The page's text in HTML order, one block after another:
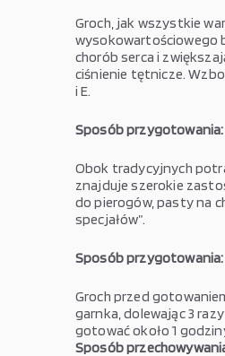
Groch, jak wszystkie
wysokowartościowego
chorób serca i
ciśnienie tętnicze.
i E.
Sposób przygotowania:
Obok tradycyjnych
znajduje szerokie
do pierogów, pasty na
specjałów”.
Sposób przygotowania:
Groch przed
garnka, dolewając 3
gotować około 1
Sposób